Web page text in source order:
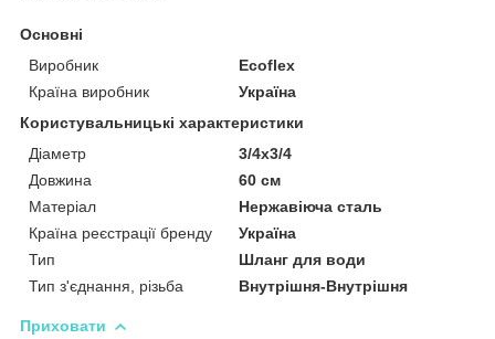
Основні
Виробник
Ecoflex
Країна виробник
Україна
Користувальницькі характеристики
Діаметр
3/4x3/4
Довжина
60 см
Матеріал
Нержавіюча сталь
Країна реєстрації бренду
Україна
Тип
Шланг для води
Тип з'єднання, різьба
Внутрішня-Внутрішня
Приховати